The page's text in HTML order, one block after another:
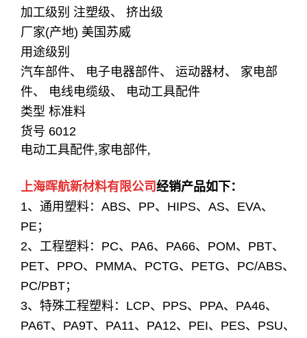
加工级别 注塑级、 挤出级
厂家(产地) 美国苏威
用途级别
汽车部件、 电子电器部件、 运动器材、 家电部
件、 电线电缆级、 电动工具配件
类型 标准料
货号 6012
电动工具配件,家电部件,
上海晖航新材料有限公司经销产品如下 ：
1、通用塑料：ABS、PP、HIPS、AS、EVA、
PE；
2、工程塑料：PC、PA6、PA66、POM、PBT、
PET、PPO、PMMA、PCTG、PETG、PC/ABS、
PC/PBT；
3、特殊工程塑料：LCP、PPS、PPA、PA46、
PA6T、PA9T、PA11、PA12、PEI、PES、PSU、